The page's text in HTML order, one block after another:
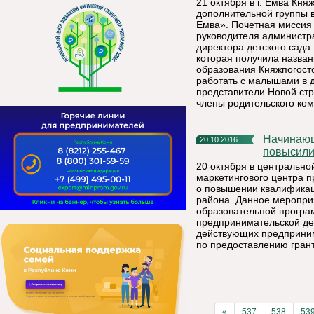
дополнительной
Емва». Почетная
руководителя
директора детского
которая получила
образования
работать с малышами в
представители Новой
члены родительского
20.10.2016
Начинающие предприниматели Княжпогостского района
20 октября в
маркетингового центра
о повышении
района. Данное
образовательной
предпринимательской
действующих
по предоставлению
« 537 538